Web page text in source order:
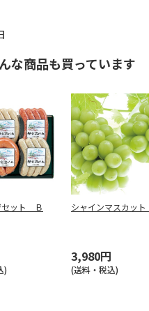
な商品も買っています
セット Ｂ
)
シャインマスカッ
3,980円
(送料・税込)